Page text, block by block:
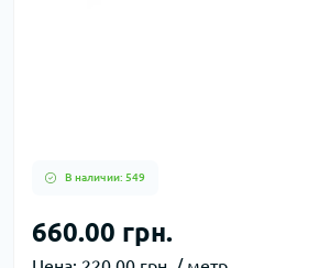
В наличии: 549
660.00 грн.